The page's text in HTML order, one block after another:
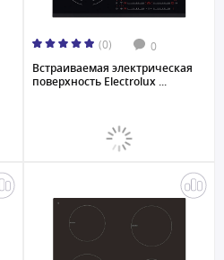
(0) 0
Встраиваемая электрическая
поверхность Electrolux ...